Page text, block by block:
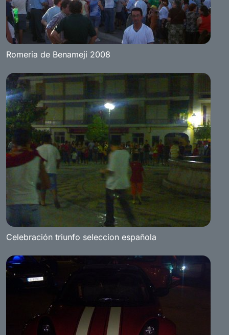
Romeria de Benameji 2008
Celebración triunfo seleccion española